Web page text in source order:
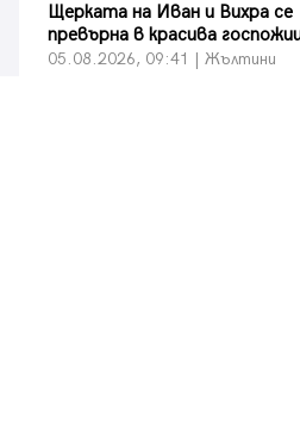
Щерката на Иван и Вихра се
превърна в красива
05.08.2026, 09:41 | Жълтини